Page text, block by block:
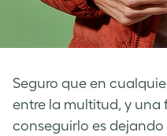
Seguro que en
entre la multitud, y una
conseguirlo es